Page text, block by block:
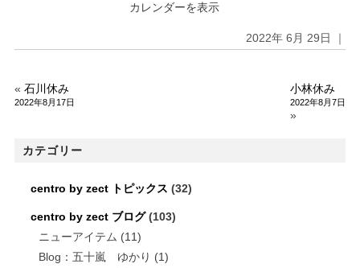
カレンダーを表示
2022年 6月 29日 ｜
« 石川休み
2022年8月17日
小林休み
2022年8月7日
»
カテゴリー
centro by zect トピックス (32)
centro by zect ブログ(103)
ニューアイテム (11)
Blog：五十嵐 ゆかり (1)